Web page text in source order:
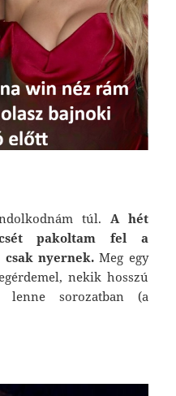
túl. A hét
pakoltam fel a
csak nyernek.Meg egy
nekik hosszú
sorozatban (a